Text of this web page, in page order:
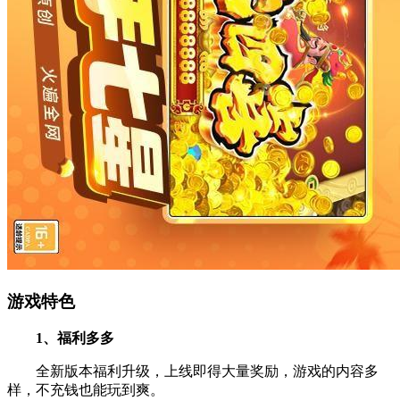
游戏特色
1、福利多多
全新版本福利升级，上线即得大量奖励，游戏的内容多
样，不充钱也能玩到爽。